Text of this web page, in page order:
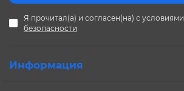
Я прочитал(а) и согласен(на) с условиями
безопасности
Информация